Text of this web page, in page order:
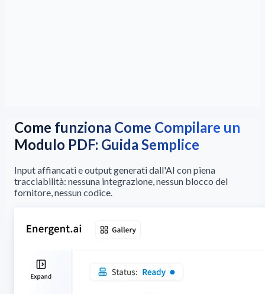
Come funziona Come Compilare un
Modulo PDF: Guida Semplice
Input affiancati e output generati dall'AI con piena
tracciabilità: nessuna integrazione, nessun blocco del
fornitore, nessun codice.